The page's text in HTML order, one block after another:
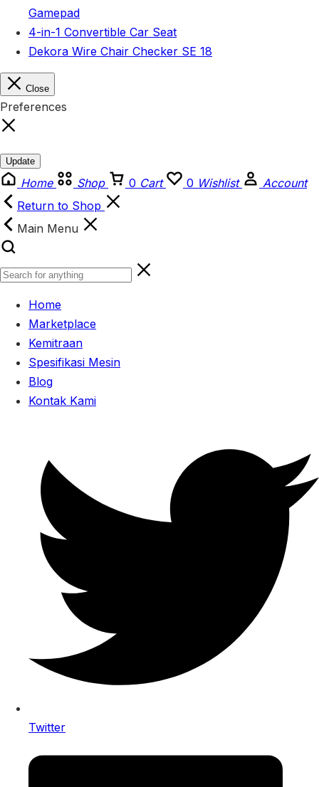
Gamepad
4-in-1 Convertible Car Seat
Dekora Wire Chair Checker SE 18
Close
Preferences
Update
Home Shop 0 Cart 0 Wishlist
Account
Return to Shop
Main Menu
Home
Marketplace
Kemitraan
Spesifikasi Mesin
Blog
Kontak Kami
Twitter